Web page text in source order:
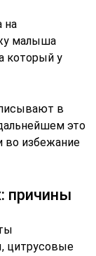
на
малыша
который у
в
это
во избежание
причины
цитрусовые